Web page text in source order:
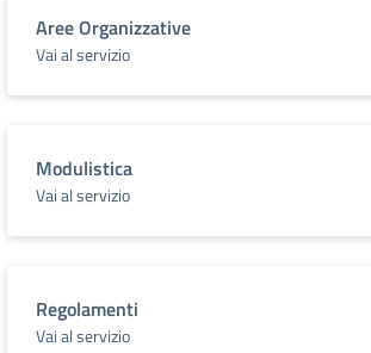
Aree Organizzative
Vai al servizio
Modulistica
Vai al servizio
Regolamenti
Vai al servizio